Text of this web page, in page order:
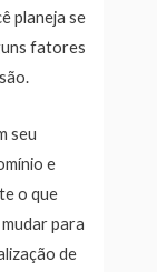
planeja se
fatores
seu
e
o que
para
de